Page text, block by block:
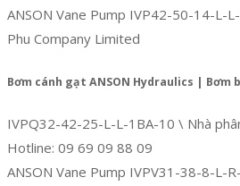
ANSON Vane Pump IVP42-50-14-L-
Phu Company Limited
Bơm cánh gạt ANSON Hydraulics | Bơm
IVPQ32-42-25-L-L-1BA-10 \ Nhà
Hotline: 09 69 09 88 09
ANSON Vane Pump IVPV31-38-8-L-